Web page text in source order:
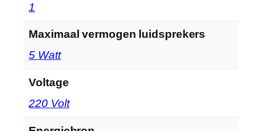
‎1
Maximaal vermogen luidsprekers
‎5 Watt
Voltage
‎220 Volt